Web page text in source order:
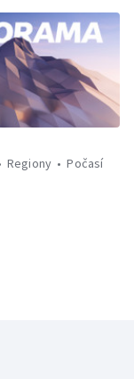
Regiony Počasí